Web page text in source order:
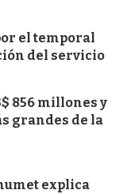
el temporal
del servicio
856 millones y
grandes de la
explica